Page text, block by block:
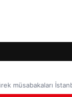
müsabakaları